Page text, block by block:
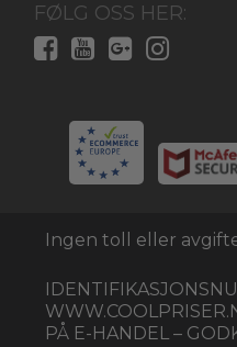
FØLG OSS HER:
Ingen toll eller
PÅ E-HANDEL –